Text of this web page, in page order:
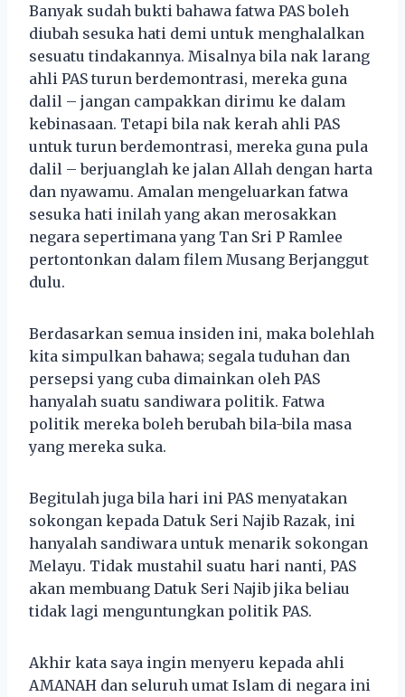
Banyak sudah bukti bahawa fatwa PAS boleh
diubah sesuka hati demi untuk menghalalkan
sesuatu tindakannya. Misalnya bila nak larang
ahli PAS turun berdemontrasi, mereka guna
dalil – jangan campakkan dirimu ke dalam
kebinasaan. Tetapi bila nak kerah ahli PAS
untuk turun berdemontrasi, mereka guna pula
dalil – berjuanglah ke jalan Allah dengan harta
dan nyawamu. Amalan mengeluarkan fatwa
sesuka hati inilah yang akan merosakkan
negara sepertimana yang Tan Sri P Ramlee
pertontonkan dalam filem Musang Berjanggut
dulu.
Berdasarkan semua insiden ini, maka bolehlah
kita simpulkan bahawa; segala tuduhan dan
persepsi yang cuba dimainkan oleh PAS
hanyalah suatu sandiwara politik. Fatwa
politik mereka boleh berubah bila-bila masa
yang mereka suka.
Begitulah juga bila hari ini PAS menyatakan
sokongan kepada Datuk Seri Najib Razak, ini
hanyalah sandiwara untuk menarik sokongan
Melayu. Tidak mustahil suatu hari nanti, PAS
akan membuang Datuk Seri Najib jika beliau
tidak lagi menguntungkan politik PAS.
Akhir kata saya ingin menyeru kepada ahli
AMANAH dan seluruh umat Islam di negara ini